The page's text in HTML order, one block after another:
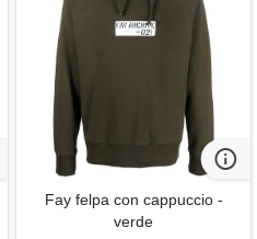
Fay felpa con cappuccio -
verde